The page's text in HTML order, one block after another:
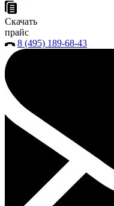
Скачать
прайс
8 (495) 189-68-43